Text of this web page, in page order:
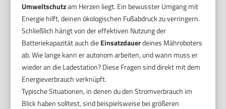
Umweltschutzam Herzen liegt. Ein bewusster Umgang mit
Energie hilft, deinen ökologischen Fußabdruck zu verringern.
Schließlich hängt von der effektiven Nutzung der
Batteriekapazität auch dieEinsatzdauerdeines Mähroboters
ab. Wie lange kann er autonom arbeiten, und wann muss er
wieder an die Ladestation? Diese Fragen sind direkt mit dem
Energieverbrauch verknüpft.
Typische Situationen, in denen du den Stromverbrauch im
Blick haben solltest, sind beispielsweise bei größeren